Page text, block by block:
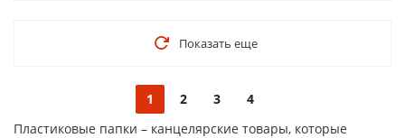
Показать еще
1 2 3
4
Пластиковые папки – канцелярские товары, которые